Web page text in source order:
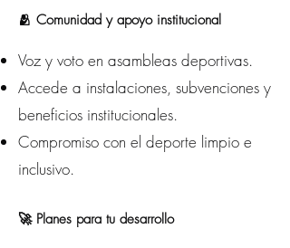
🫂 Comunidad y apoyo institucional
Voz y voto en asambleas deportivas.
Accede a instalaciones, subvenciones y
beneficios institucionales.
Compromiso con el deporte limpio e
inclusivo.
🚀 Planes para tu desarrollo